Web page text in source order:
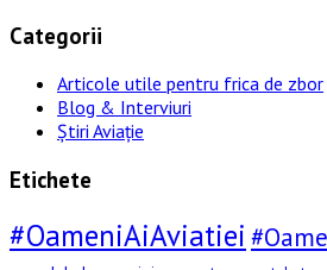
Categorii
Articole utile pentru frica de zbor
Blog & Interviuri
Știri Aviație
Etichete
#OameniAiAviatiei